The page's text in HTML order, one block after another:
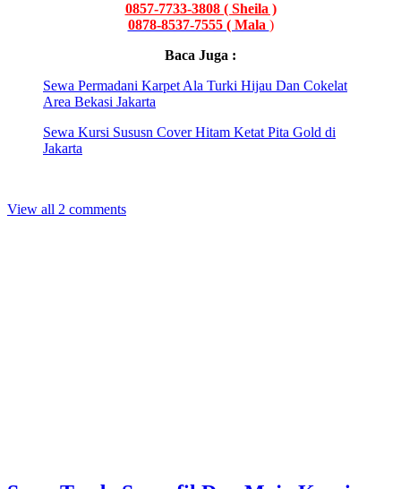
0857-7733-3808 ( Sheila )
0878-8537-7555 ( Mala )
Baca Juga :
Sewa Permadani Karpet Ala Turki Hijau Dan Cokelat
Area Bekasi Jakarta
Sewa Kursi Sususn Cover Hitam Ketat Pita Gold di
Jakarta
View all 2 comments